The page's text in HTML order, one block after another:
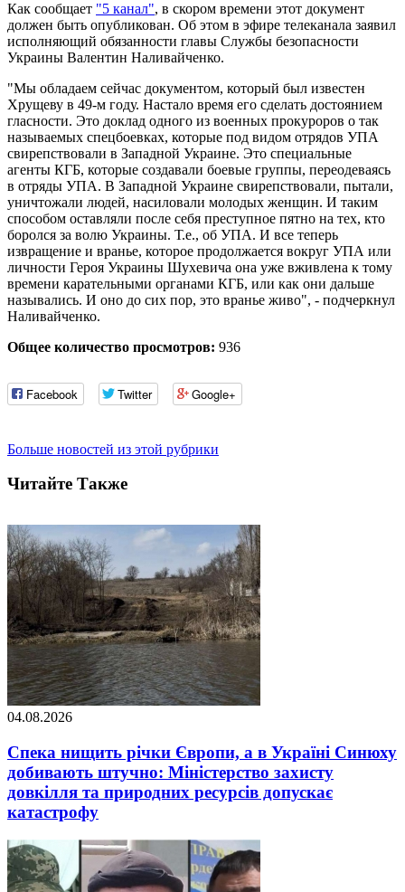
Как сообщает "5 канал", в скором времени этот документ
должен быть опубликован. Об этом в эфире телеканала заявил
исполняющий обязанности главы Службы безопасности
Украины Валентин Наливайченко.
"Мы обладаем сейчас документом, который был известен
Хрущеву в 49-м году. Настало время его сделать достоянием
гласности. Это доклад одного из военных прокуроров о так
называемых спецбоевках, которые под видом отрядов УПА
свирепствовали в Западной Украине. Это специальные
агенты КГБ, которые создавали боевые группы, переодеваясь
в отряды УПА. В Западной Украине свирепствовали, пытали,
уничтожали людей, насиловали молодых женщин. И таким
способом оставляли после себя преступное пятно на тех, кто
боролся за волю Украины. Т.е., об УПА. И все теперь
извращение и вранье, которое продолжается вокруг УПА или
личности Героя Украины Шухевича она уже вживлена к тому
времени карательными органами КГБ, или как они дальше
назывались. И оно до сих пор, это вранье живо", - подчеркнул
Наливайченко.
Общее количество просмотров: 936
Facebook Twitter Google+
Больше новостей из этой рубрики
Читайте Также
04.08.2026
Спека нищить річки Європи, а в Україні Синюху
добивають штучно: Міністерство захисту
довкілля та природних ресурсів допускає
катастрофу